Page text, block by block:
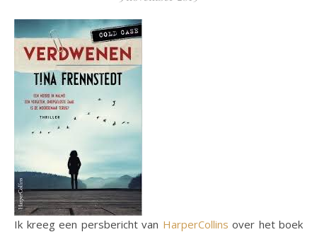
Ik kreeg een persbericht van HarperCollins over het boek